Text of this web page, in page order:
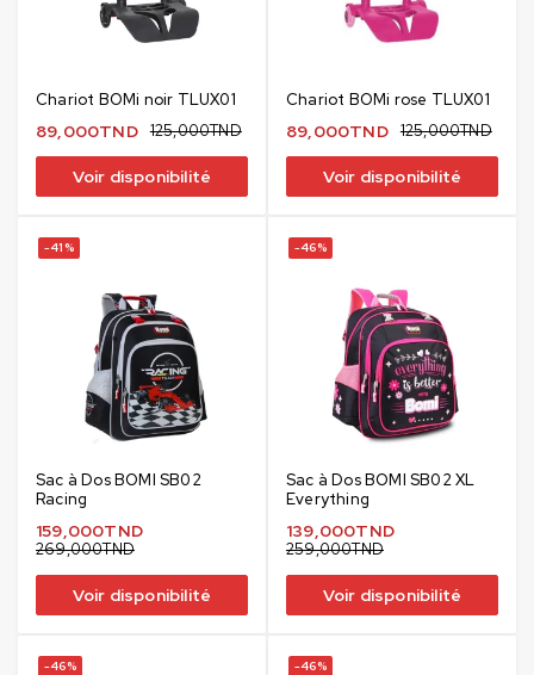
Chariot BOMi noir TLUX01
125,000TND
89,000TND
Voir disponibilité
Chariot BOMi rose TLUX01
125,000TND
89,000TND
Voir disponibilité
-41%
Sac à Dos BOMI SB02
Racing
269,000TND
159,000TND
Voir disponibilité
-46%
Sac à Dos BOMI SB02 XL
Everything
259,000TND
139,000TND
Voir disponibilité
-46% -46%